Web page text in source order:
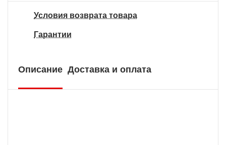
Условия возврата товара
Гарантии
Описание Доставка и оплата